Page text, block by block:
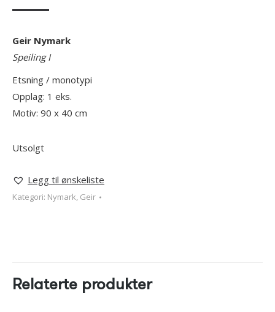
Geir Nymark
Speiling I
Etsning / monotypi
Opplag: 1 eks.
Motiv: 90 x 40 cm
Utsolgt
Legg til ønskeliste
Kategori: Nymark, Geir
Relaterte produkter